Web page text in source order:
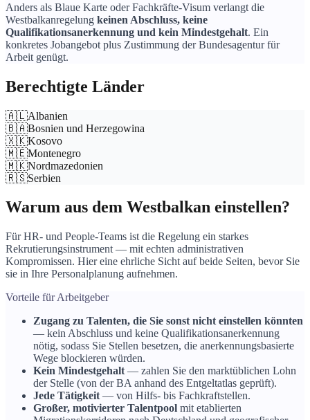
Anders als Blaue Karte oder Fachkräfte-Visum verlangt die
Westbalkanregelung keinen Abschluss, keine
Qualifikationsanerkennung und kein Mindestgehalt. Ein
konkretes Jobangebot plus Zustimmung der Bundesagentur für
Arbeit genügt.
Berechtigte Länder
🇦🇱Albanien
🇧🇦Bosnien und Herzegowina
🇽🇰Kosovo
🇲🇪Montenegro
🇲🇰Nordmazedonien
🇷🇸Serbien
Warum aus dem Westbalkan einstellen?
Für HR- und People-Teams ist die Regelung ein starkes
Rekrutierungsinstrument — mit echten administrativen
Kompromissen. Hier eine ehrliche Sicht auf beide Seiten, bevor Sie
sie in Ihre Personalplanung aufnehmen.
Vorteile für Arbeitgeber
Zugang zu Talenten, die Sie sonst nicht einstellen könnten
— kein Abschluss und keine Qualifikationsanerkennung
nötig, sodass Sie Stellen besetzen, die anerkennungsbasierte
Wege blockieren würden.
Kein Mindestgehalt — zahlen Sie den marktüblichen Lohn
der Stelle (von der BA anhand des Entgeltatlas geprüft).
Jede Tätigkeit — von Hilfs- bis Fachkraftstellen.
Großer, motivierter Talentpool mit etablierten